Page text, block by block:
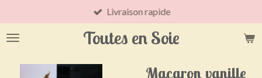
au
contenu
Toutes en Soie
Livraison rapide
Macaron vanille